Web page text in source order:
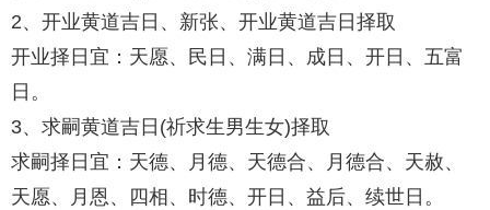
2、开业黄道吉日、新张、开业黄道吉日择取
开业择日宜：天愿、民日、满日、成日、开日、五富
日。
3、求嗣黄道吉日(祈求生男生女)择取
求嗣择日宜：天德、月德、天德合、月德合、天赦、
天愿、月恩、四相、时德、开日、益后、续世日。